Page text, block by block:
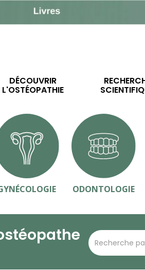
DÉCOUVRIR
L'OSTÉOPATHIE
ODONTOLOGIE